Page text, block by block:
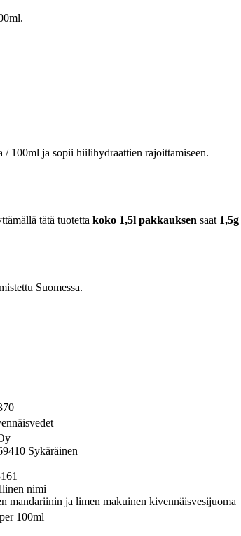
/ 100ml ja sopii hiilihydraattien rajoittamiseen.
tätä tuotetta koko 1,5l pakkauksen saat 1,5g
Suomessa.
Sykäräinen
nimi
mandariinin ja limen makuinen kivennäisvesijuoma
100ml